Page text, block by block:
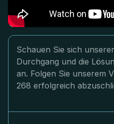
Schauen Sie sich
Durchgang und die
an. Folgen Sie unserem
268 erfolgreich